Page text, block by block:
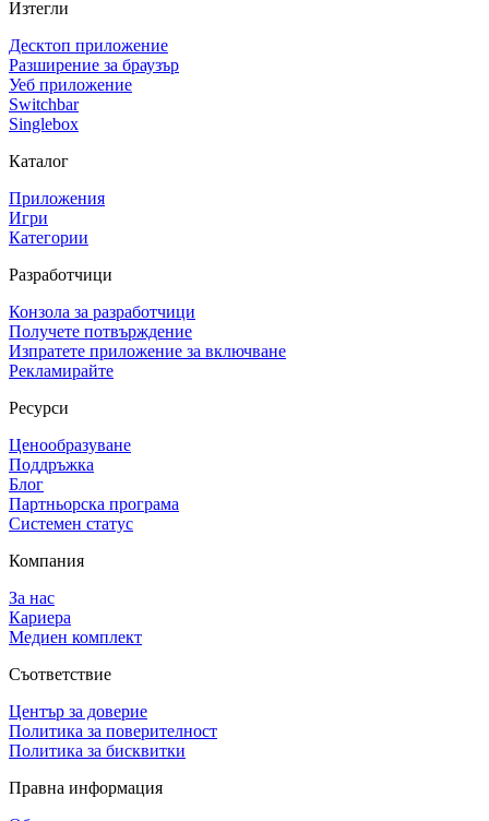
Изтегли
Десктоп приложение
Разширение за браузър
Уеб приложение
Switchbar
Singlebox
Каталог
Приложения
Игри
Категории
Разработчици
Конзола за разработчици
Получете потвърждение
Изпратете приложение за включване
Рекламирайте
Ресурси
Ценообразуване
Поддръжка
Блог
Партньорска програма
Системен статус
Компания
За нас
Кариера
Медиен комплект
Съответствие
Център за доверие
Политика за поверителност
Политика за бисквитки
Правна информация